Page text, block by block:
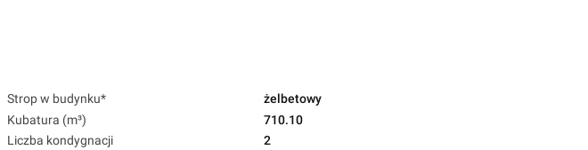
Strop w budynku*
żelbetowy
Kubatura (m³)
710.10
Liczba kondygnacji
2